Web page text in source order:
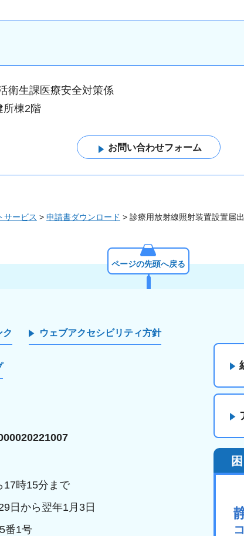
衛生課医療安全対策係
所棟2階
サービス > 申請書ダウンロード > 診療用放射線照射装置設置届
ページの先頭へ戻る
ク ウェブアクセシビリティ方針
17時15分まで
日から翌年1月3日
番1号